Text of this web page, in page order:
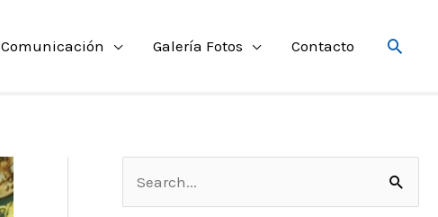
Comunicación Galería Fotos Contacto